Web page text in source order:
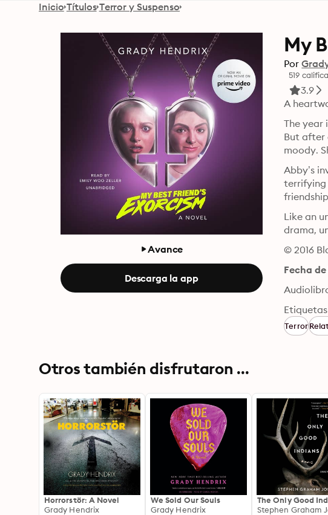
Inicio Títulos Terror y Suspenso
Avance
Descarga la app
My
Por
519
3.9
A
The year
But after
moody.
Abby’s
terrifying
Like an
drama,
© 2016
Fecha
Etiquetas
Terror
Otros también disfrutaron ...
Horrorstör: A Novel
Grady Hendrix
We Sold Our Souls
Grady Hendrix
The Only Good
Stephen Graham